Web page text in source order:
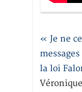
« Je ne
la loi